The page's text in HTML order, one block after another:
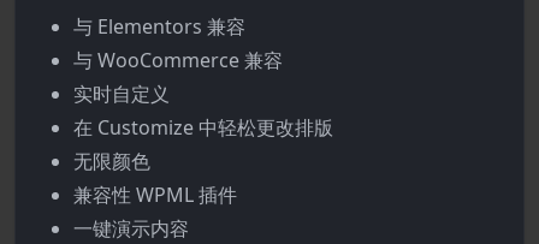
与 Elementors 兼容
与 WooCommerce 兼容
实时自定义
在 Customize 中轻松更改排版
无限颜色
兼容性 WPML 插件
一键演示内容